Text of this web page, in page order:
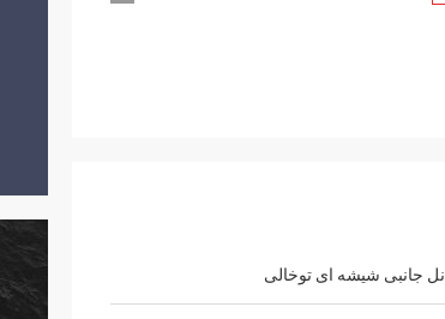
جانبی شیشه ای توخالی